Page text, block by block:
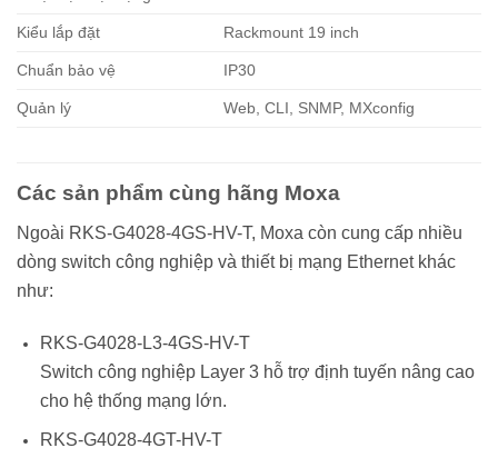
Kiểu lắp đặt Rackmount 19 inch
Chuẩn bảo vệ IP30
Quản lý Web, CLI, SNMP, MXconfig
Các sản phẩm cùng hãng Moxa
Ngoài RKS-G4028-4GS-HV-T, Moxa còn cung cấp nhiều
dòng switch công nghiệp và thiết bị mạng Ethernet khác
như:
RKS-G4028-L3-4GS-HV-T
Switch công nghiệp Layer 3 hỗ trợ định tuyến nâng cao
cho hệ thống mạng lớn.
RKS-G4028-4GT-HV-T